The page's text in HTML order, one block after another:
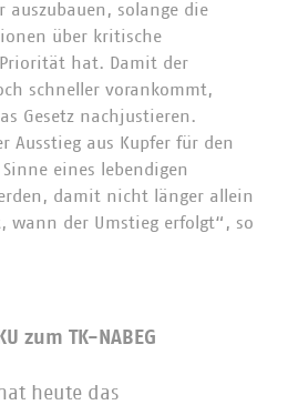
auszubauen, solange die
über kritische
hat. Damit der
schneller vorankommt,
Gesetz nachjustieren.
Ausstieg aus Kupfer für den
eines lebendigen
damit nicht länger allein
wann der Umstieg erfolgt“, so
zum TK-NABEG
heute das